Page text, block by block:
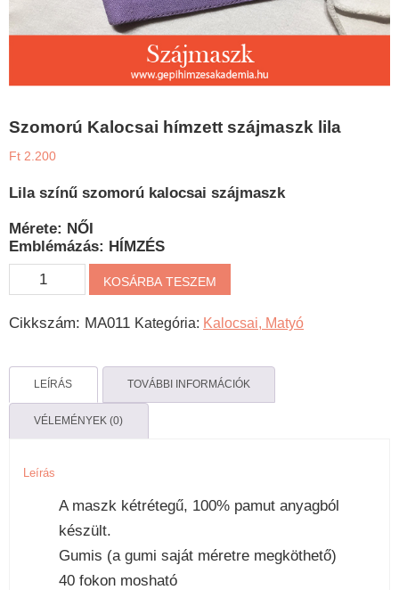
Szomorú Kalocsai hímzett szájmaszk lila
Ft 2.200
Lila színű szomorú kalocsai szájmaszk
Mérete: NŐI
Emblémázás: HÍMZÉS
Szomorú
Kalocsai
hímzett
mennyiség
KOSÁRBA TESZEM
Cikkszám: MA011 Kategória: Kalocsai, Matyó
LEÍRÁS TOVÁBBI INFORMÁCIÓK
VÉLEMÉNYEK (0)
Leírás
A maszk kétrétegű, 100% pamut anyagból
készült.
Gumis (a gumi saját méretre megköthető)
40 fokon mosható